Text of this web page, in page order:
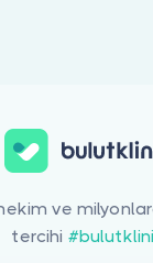
ve
tercihi